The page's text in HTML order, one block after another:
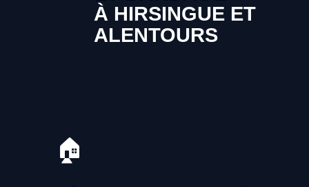
À HIRSINGUE ET
ALENTOURS
🏠